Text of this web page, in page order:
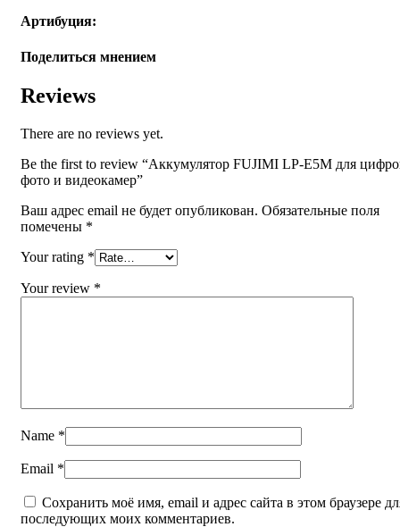
Артибуция:
Поделиться мнением
Reviews
There are no reviews yet.
Be the first to review “Аккумулятор FUJIMI LP-E5M для
фото и видеокамер”
Ваш адрес email не будет опубликован. Обязательные поля
помечены *
Your rating *
Your review *
Name *
Email *
Сохранить моё имя, email и адрес сайта в этом браузере
последующих моих комментариев.